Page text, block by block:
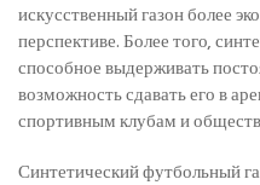
искусственный газон более
перспективе. Более того,
способное выдерживать
возможность сдавать его в
спортивным клубам и
Синтетический футбольный